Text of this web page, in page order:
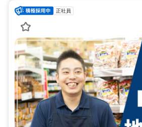
正社員